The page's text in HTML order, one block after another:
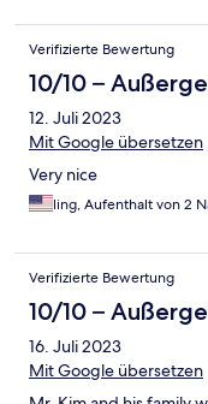
Verifizierte Bewertung
10/10 –
12. Juli 2023
Mit Google übersetzen
Very nice
ling, Aufenthalt von 2
Verifizierte Bewertung
10/10 –
16. Juli 2023
Mit Google übersetzen